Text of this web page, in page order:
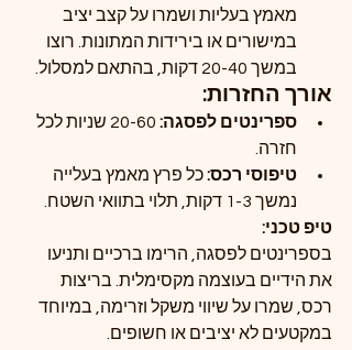
מאמץ בעליות ושמרו על קצב יציב
במישורים או בירידות המתונות. רוצו
במשך 20-40 דקות, בהתאם למסלול.
אורך החזרות:
ספרינטים לפסגה:
20-60 שניות לכל
חזרה.
טיפוסי רכס: כל פרץ מאמץ בעלייה
נמשך 1-3 דקות, תלוי בתוואי השטח.
טיפ טכני:
בספרינטים לפסגה, הרימו ברכיים ותניעו
את הידיים בעוצמה מקסימלית. בריצות
רכס, שמרו על שיווי משקל וזרימה, במיוחד
במקטעים לא יציבים או חשופים.